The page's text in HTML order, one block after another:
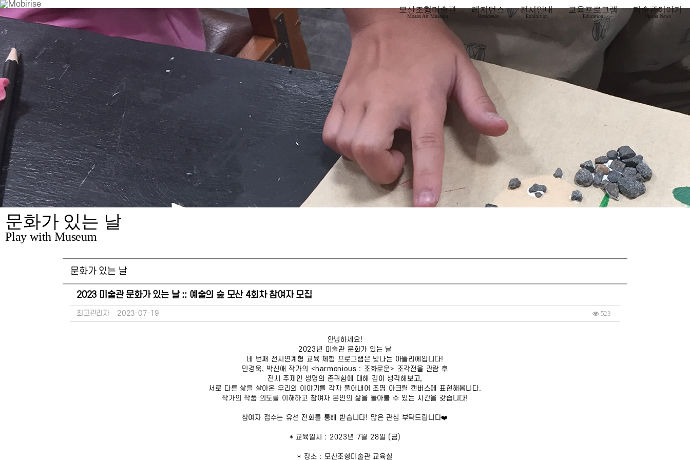
모산조형미술관
Mosan Art Museum
레지던스
Residence
전시안내
Exhibition
교육프로그램
Education
미술관이야기
Mosan News
문화가 있는 날
Play with Museum
문화가 있는 날
2023 미술관 문화가 있는 날 :: 예술의 숲 모산 4회차 참여자 모집
최고관리자 2023-07-19 523
안녕하세요!
2023년 미술관 문화가 있는 날
네 번째 전시연계형 교육 체험 프로그램은 빛나는 아뜰리에입니다!
민경욱, 박신애 작가의 <harmonious : 조화로운> 조각전을 관람 후
전시 주제인 생명의 존귀함에 대해 깊이 생각해보고,
서로 다른 삶을 살아온 우리의 이야기를 각자 풀어내어 조명 아크릴 캔버스에 표현해봅니다.
작가의 작품 의도를 이해하고 참여자 본인의 삶을 돌아볼 수 있는 시간을 갖습니다!
참여자 접수는 유선 전화를 통해 받습니다! 많은 관심 부탁드립니다❤️
* 교육일시 : 2023년 7월 28일 (금)
* 장소 : 모산조형미술관 교육실